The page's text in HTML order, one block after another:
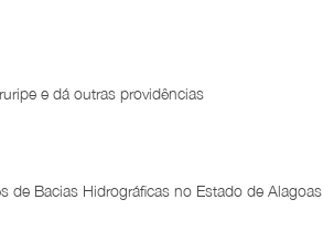
e dá outras providências
de Bacias Hidrográficas no Estado de Alagoas.